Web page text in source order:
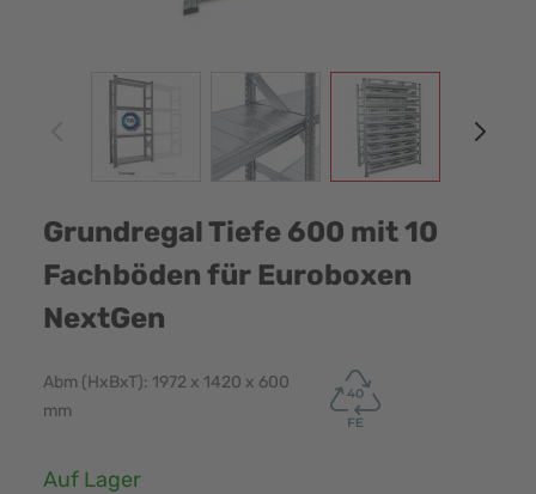
View larger imageView larger imageView larger image
Grundregal Tiefe 600 mit 10
Fachböden für Euroboxen
NextGen
Abm (HxBxT): 1972 x 1420 x 600
mm
Verfügbarkeit:
Auf Lager